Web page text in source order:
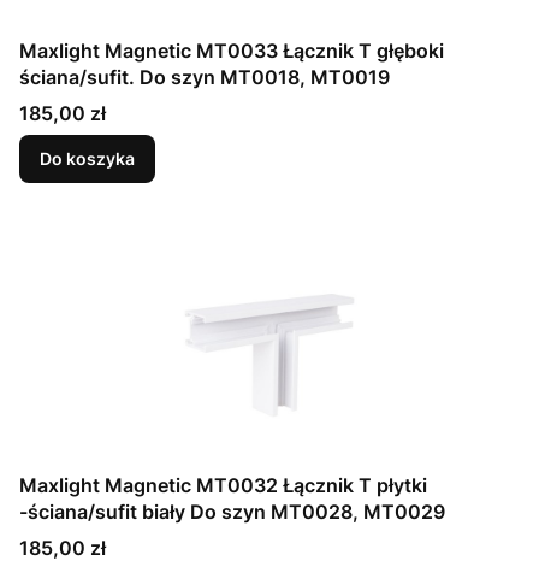
Maxlight Magnetic MT0033 Łącznik T głęboki
ściana/sufit. Do szyn MT0018, MT0019
Cena
185,00 zł
Do koszyka
Maxlight Magnetic MT0032 Łącznik T płytki
-ściana/sufit biały Do szyn MT0028, MT0029
Cena
185,00 zł